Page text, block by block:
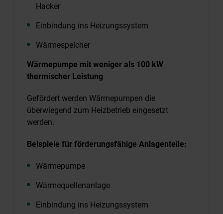
Hacker
Einbindung ins Heizungssystem
Wärmespeicher
Wärmepumpe mit weniger als 100 kW
thermischer Leistung
Gefördert werden Wärmepumpen die
überwiegend zum Heizbetrieb eingesetzt
werden.
Beispiele für förderungsfähige Anlagenteile:
Wärmepumpe
Wärmequellenanlage
Einbindung ins Heizungssystem